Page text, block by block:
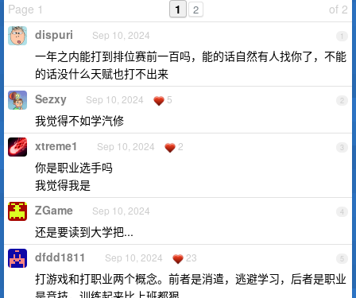
Page 1
of 2
1 2
1
dispuri Sep 10, 2024
一年之内能打到排位赛前一百吗，能的话自然有人找你了，不能
的话没什么天赋也打不出来
2
Sezxy Sep 10, 2024 5
我觉得不如学汽修
3
xtreme1 Sep 10, 2024 2
你是职业选手吗
我觉得我是
4
ZGame Sep 10, 2024
还是要读到大学把...
5
dfdd1811 Sep 10, 2024 23
打游戏和打职业两个概念。前者是消遣，逃避学习，后者是职业